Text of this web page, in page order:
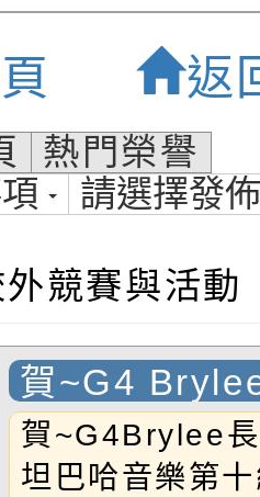
語小學-
小學
返
熱門榮譽
請選擇發
競賽與活動
賀~G4
過史坦巴哈
檢定
賀~G4Brylee
坦巴哈音樂第